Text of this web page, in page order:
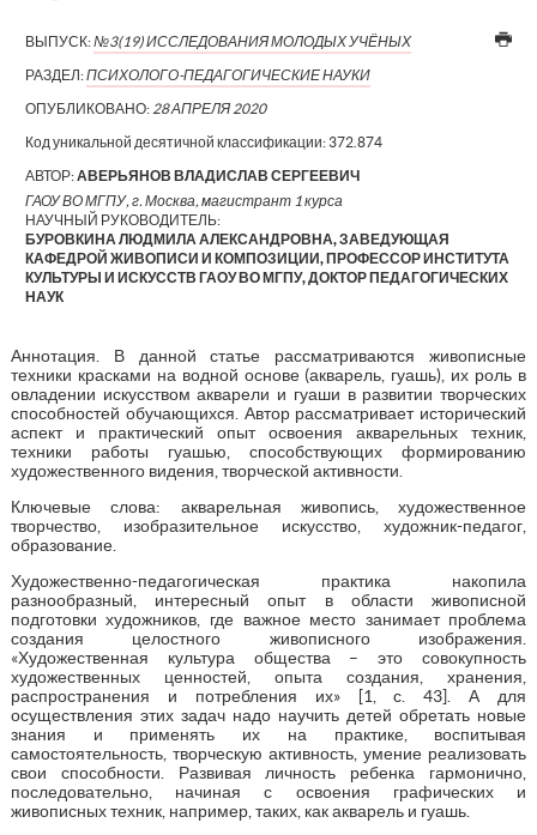
ВЫПУСК:№3(19) ИССЛЕДОВАНИЯ МОЛОДЫХ УЧЁНЫХ
РАЗДЕЛ:ПСИХОЛОГО-ПЕДАГОГИЧЕСКИЕ НАУКИ
ОПУБЛИКОВАНО: 28 АПРЕЛЯ 2020
Код уникальной десятичной классификации: 372.874
АВТОР:АВЕРЬЯНОВ ВЛАДИСЛАВ СЕРГЕЕВИЧ
ГАОУ ВО МГПУ, г. Москва, магистрант 1 курса
НАУЧНЫЙ РУКОВОДИТЕЛЬ:
БУРОВКИНА ЛЮДМИЛА АЛЕКСАНДРОВНА, ЗАВЕДУЮЩАЯ
КАФЕДРОЙ ЖИВОПИСИ И КОМПОЗИЦИИ, ПРОФЕССОР ИНСТИТУТА
КУЛЬТУРЫ И ИСКУССТВ ГАОУ ВО МГПУ, ДОКТОР ПЕДАГОГИЧЕСКИХ
НАУК
Аннотация. В данной статье рассматриваются живописные
техники красками на водной основе (акварель, гуашь), их роль в
овладении искусством акварели и гуаши в развитии творческих
способностей обучающихся. Автор рассматривает исторический
аспект и практический опыт освоения акварельных техник,
техники работы гуашью, способствующих формированию
художественного видения, творческой активности.
Ключевые слова: акварельная живопись, художественное
творчество, изобразительное искусство, художник-педагог,
образование.
Художественно-педагогическая практика накопила
разнообразный, интересный опыт в области живописной
подготовки художников, где важное место занимает проблема
создания целостного живописного изображения.
«Художественная культура общества – это совокупность
художественных ценностей, опыта создания, хранения,
распространения и потребления их» [1, с. 43]. А для
осуществления этих задач надо научить детей обретать новые
знания и применять их на практике, воспитывая
самостоятельность, творческую активность, умение реализовать
свои способности. Развивая личность ребенка гармонично,
последовательно, начиная с освоения графических и
живописных техник, например, таких, как акварель и гуашь.